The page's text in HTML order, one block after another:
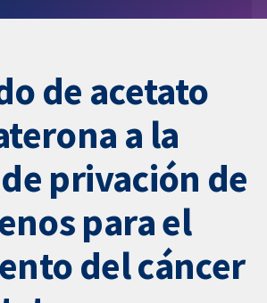
de acetato
a la
privación de
para el
del cáncer